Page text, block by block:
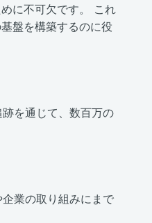
に不可欠です。 これ
盤を構築するのに役
を通じて、数百万の
業の取り組みにまで